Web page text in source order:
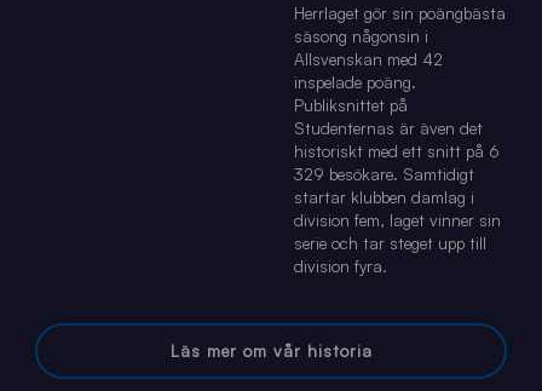
Herrlaget gör sin poängbästa
säsong någonsin i
Allsvenskan med 42
inspelade poäng.
Publiksnittet på
Studenternas är även det
historiskt med ett snitt på 6
329 besökare. Samtidigt
startar klubben damlag i
division fem, laget vinner sin
serie och tar steget upp till
division fyra.
Läs mer om vår historia